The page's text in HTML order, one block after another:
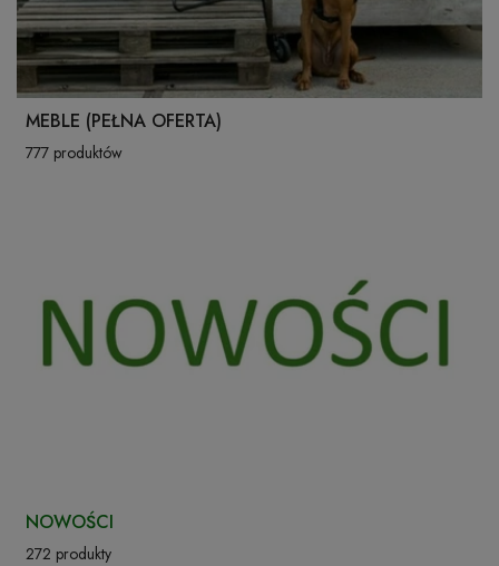
MEBLE (PEŁNA OFERTA)
777 produktów
NOWOŚCI
272 produkty